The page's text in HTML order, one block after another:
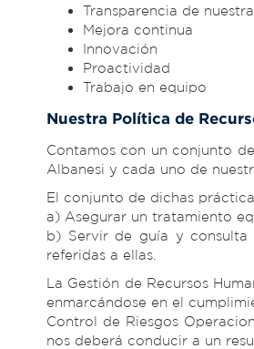
Transparencia de
Mejora continua
Innovación
Proactividad
Trabajo en equipo
Nuestra Política de
Contamos con un conjunto
Albanesi y cada uno de
El conjunto de dichas
a) Asegurar un tratamiento
b) Servir de guía y consulta
referidas a ellas.
La Gestión de Recursos
enmarcándose en el
Control de Riesgos
nos deberá conducir a un